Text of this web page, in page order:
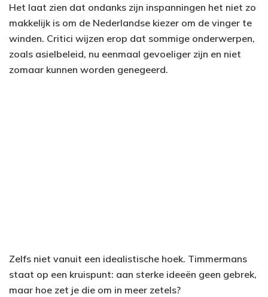
Het laat zien dat ondanks zijn inspanningen het niet zo
makkelijk is om de Nederlandse kiezer om de vinger te
winden. Critici wijzen erop dat sommige onderwerpen,
zoals asielbeleid, nu eenmaal gevoeliger zijn en niet
zomaar kunnen worden genegeerd.
Zelfs niet vanuit een idealistische hoek. Timmermans
staat op een kruispunt: aan sterke ideeën geen gebrek,
maar hoe zet je die om in meer zetels?